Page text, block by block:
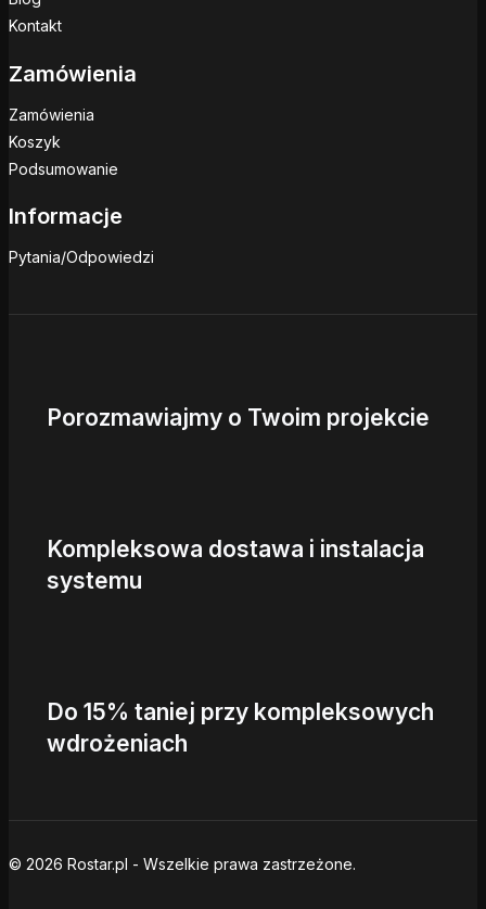
Kontakt
Zamówienia
Zamówienia
Koszyk
Podsumowanie
Informacje
Pytania/Odpowiedzi
Porozmawiajmy o Twoim projekcie
Kompleksowa dostawa i instalacja
systemu
Do 15% taniej przy kompleksowych
wdrożeniach
© 2026 Rostar.pl - Wszelkie prawa zastrzeżone.